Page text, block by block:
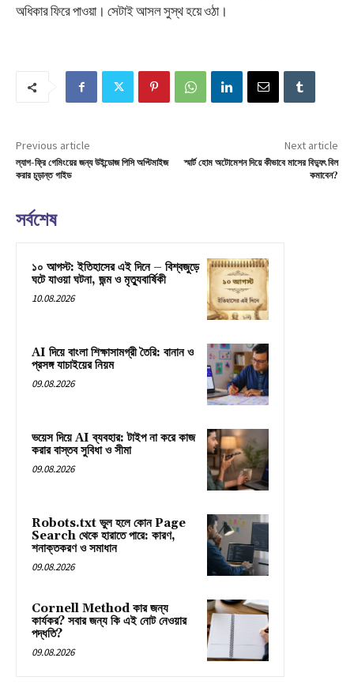
অধিকার ফিরে পাওয়া। সেটাই আসল সুস্থ হয়ে ওঠা।
Previous article
ল্যাগ-ফ্রি গেমিংয়ের জন্য উইন্ডোজ পিসি অপ্টিমাইজ
করার চূড়ান্ত গাইড
Next article
স্মার্ট হোম অটোমেশন দিয়ে কীভাবে মাসের বিদ্যুৎ বিল
কমাবেন?
সর্বশেষ
১০ আগস্ট: ইতিহাসের এই দিনে – বিশ্বজুড়ে
ঘটে যাওয়া ঘটনা, জন্ম ও মৃত্যুবার্ষিকী
10.08.2026
AI দিয়ে বাংলা শিক্ষাসামগ্রী তৈরি: বানান ও
প্রসঙ্গ যাচাইয়ের নিয়ম
09.08.2026
ভয়েস দিয়ে AI ব্যবহার: টাইপ না করে কাজ
করার বাস্তব সুবিধা ও সীমা
09.08.2026
Robots.txt ভুল হলে কোন Page
Search থেকে হারাতে পারে: কারণ,
শনাক্তকরণ ও সমাধান
09.08.2026
Cornell Method কার জন্য
কার্যকর? সবার জন্য কি এই নোট নেওয়ার
পদ্ধতি?
09.08.2026